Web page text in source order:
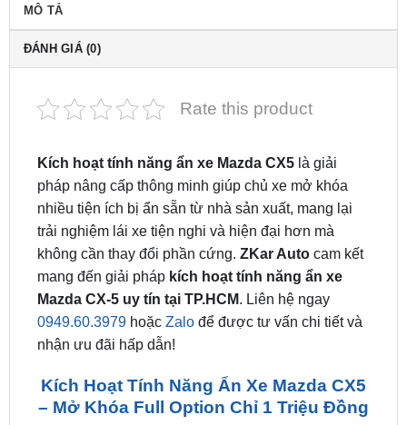
Kích hoạt tính năng ẩn xe Mazda CX5là giải
nhiều tiện ích bị ẩn sẵn từ nhà sản xuất, mang lại
trải nghiệm lái xe tiện nghi và hiện đại hơn mà
không cần thay đổi phần cứng.ZKar Autocam kết
mang đến giải phápkích hoạt tính năng ẩn xe
Mazda CX-5 uy tín tại TP.HCM . Liên hệ ngay
0949.60.3979hoặcZalođể được tư vấn chi tiết và
nhận ưu đãi hấp dẫn!
Kích Hoạt Tính Năng Ẩn Xe Mazda CX5